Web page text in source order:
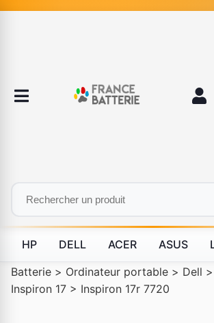
HP DELL ACER ASUS
Batterie > Ordinateur portable > Dell >
Inspiron 17 > Inspiron 17r 7720